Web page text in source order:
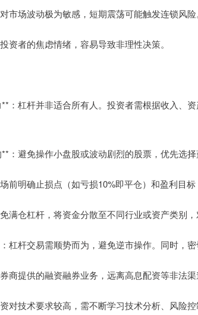
市场波动极为敏感，短期震荡可能触发连锁风险
资者的焦虑情绪，容易导致非理性决策。
：杠杆并非适合所有人。投资者需根据收入、
：避免操作小盘股或波动剧烈的股票，优先选择
前明确止损点（如亏损10%即平仓）和盈利目标
满仓杠杆，将资金分散至不同行业或资产类别，
杠杆交易需顺势而为，避免逆市操作。同时，密
商提供的融资融券业务，远离高息配资等非法渠
对技术要求较高，需不断学习技术分析、风险控